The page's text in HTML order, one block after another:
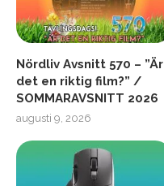
Nördliv Avsnitt 570 – ”Är
det en riktig film?” /
SOMMARAVSNITT 2026
augusti 9, 2026